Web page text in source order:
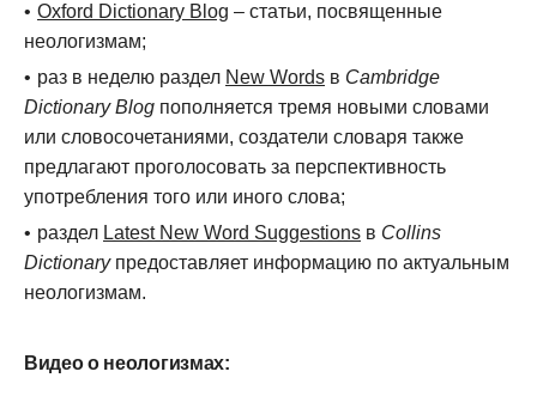
Oxford Dictionary Blog – статьи, посвященные
неологизмам;
раз в неделю раздел New Words в Cambridge
Dictionary Blog пополняется тремя новыми словами
или словосочетаниями, создатели словаря также
предлагают проголосовать за перспективность
употребления того или иного слова;
раздел Latest New Word Suggestions в Collins
Dictionaryпредоставляет информацию по актуальным
неологизмам.
Видео о неологизмах: